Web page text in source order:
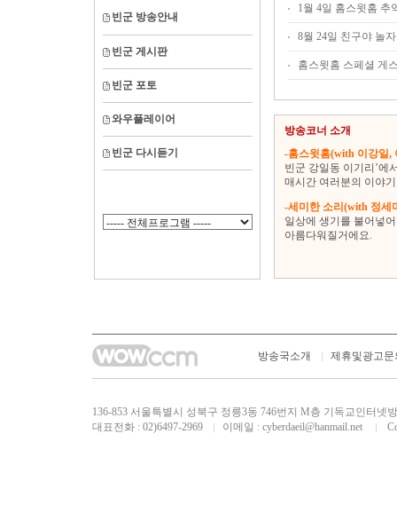
빈군 방송안내
빈군 게시판
빈군 포토
와우플레이어
빈군 다시듣기
1월 4일 홈스윗홈 추
8월 24일 친구야 놀
홈스윗홈 스페셜 게
방송코너 소개
-홈스윗홈(with 이강일,
빈군 강일동 이기리’에
매시간 여러분의 이야
-세미한 소리(with 정세
일상에 생기를 불어넣
아름다워질거에요.
방송국소개 제휴및광고문
136-853 서울특별시 성북구 정릉3동 746번지 M층 기독교인터
대표전화 : 02)6497-2969
이메일 : cyberdaeil@hanmail.net